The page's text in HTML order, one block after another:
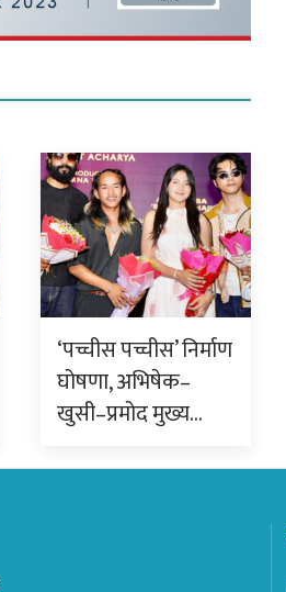
‘पच्चीस पच्चीस’ निर्माण
घोषणा, अभिषेक–
खुसी–प्रमोद मुख्य…